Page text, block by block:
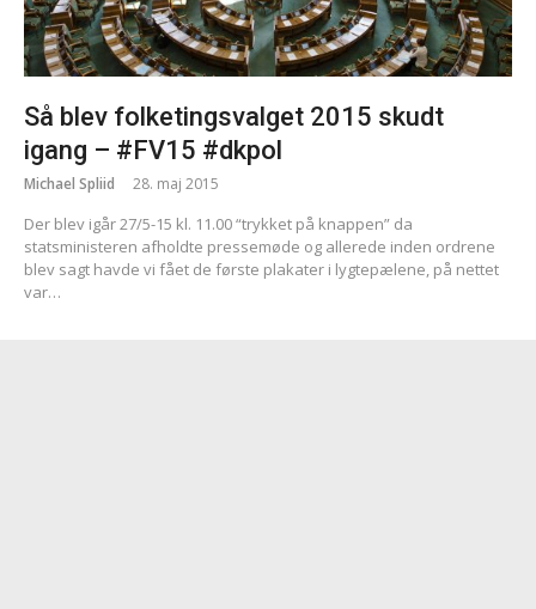
Så blev folketingsvalget 2015 skudt
igang – #FV15 #dkpol
Michael Spliid 28. maj 2015
Der blev igår 27/5-15 kl. 11.00 “trykket på knappen” da
statsministeren afholdte pressemøde og allerede inden ordrene
blev sagt havde vi fået de første plakater i lygtepælene, på nettet
var…